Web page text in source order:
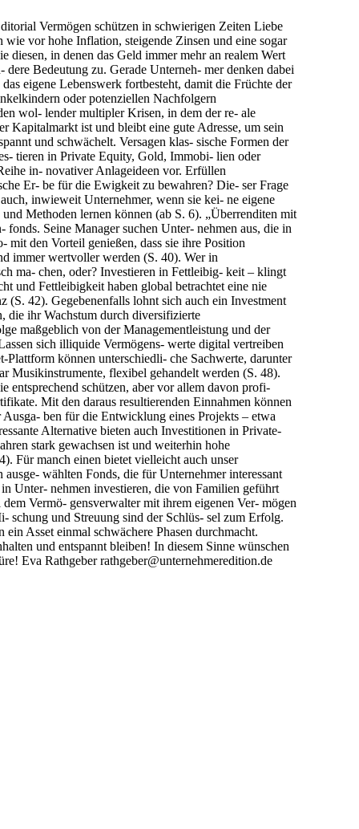
Vermögen schützen in schwierigen Zeiten Liebe
vor hohe Inflation, steigende Zinsen und eine sogar
in denen das Geld immer mehr an realem Wert
Bedeutung zu. Gerade Unterneh- mer denken dabei
eigene Lebenswerk fortbesteht, damit die Früchte der
oder potenziellen Nachfolgern
wol- lender multipler Krisen, in dem der re- ale
Kapitalmarkt ist und bleibt eine gute Adresse, um sein
und schwächelt. Versagen klas- sische Formen der
tieren in Private Equity, Gold, Immobi- lien oder
in- novativer Anlageideen vor. Erfüllen
Er- be für die Ewigkeit zu bewahren? Die- ser Frage
inwieweit Unternehmer, wenn sie kei- ne eigene
Methoden lernen können (ab S. 6). „Überrenditen mit
Seine Manager suchen Unter- nehmen aus, die in
mit den Vorteil genießen, dass sie ihre Position
immer wertvoller werden (S. 40). Wer in
ma- chen, oder? Investieren in Fettleibig- keit – klingt
und Fettleibigkeit haben global betrachtet eine nie
(S. 42). Gegebenenfalls lohnt sich auch ein Investment
die ihr Wachstum durch diversifizierte
maßgeblich von der Managementleistung und der
sich illiquide Vermögens- werte digital vertreiben
können unterschiedli- che Sachwerte, darunter
Musikinstrumente, flexibel gehandelt werden (S. 48).
entsprechend schützen, aber vor allem davon profi-
Mit den daraus resultierenden Einnahmen können
ben für die Entwicklung eines Projekts – etwa
Alternative bieten auch Investitionen in Private-
stark gewachsen ist und weiterhin hohe
Für manch einen bietet vielleicht auch unser
wählten Fonds, die für Unternehmer interessant
Unter- nehmen investieren, die von Familien geführt
Vermö- gensverwalter mit ihrem eigenen Ver- mögen
schung und Streuung sind der Schlüs- sel zum Erfolg.
Asset einmal schwächere Phasen durchmacht.
und entspannt bleiben! In diesem Sinne wünschen
Eva Rathgeber rathgeber@unternehmeredition.de